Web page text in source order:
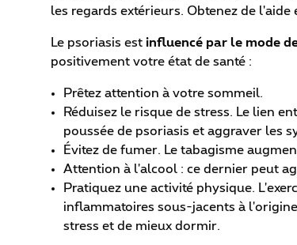
les regards extérieurs. Obtenez de
Le psoriasis est influencé par le mode
positivement votre état de santé :
Prêtez attention à votre sommeil.
Réduisez le risque de stress. Le lien
poussée de psoriasis et aggraver les
Évitez de fumer. Le tabagisme
Attention à l'alcool : ce dernier peut
Pratiquez une activité physique.
inflammatoires sous-jacents à
stress et de mieux dormir.